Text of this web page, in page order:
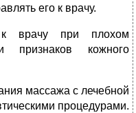
его к врачу.
врачу при плохом
признаков кожного
массажа с лечебной
процедурами.